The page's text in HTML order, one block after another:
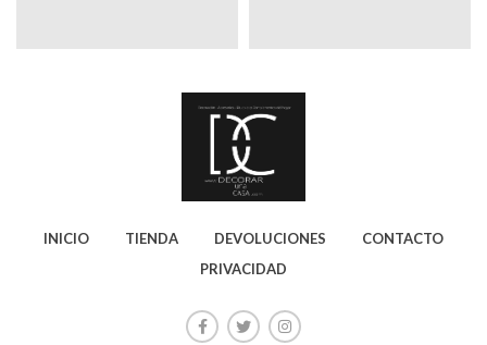
INICIO TIENDA DEVOLUCIONES
CONTACTO
PRIVACIDAD